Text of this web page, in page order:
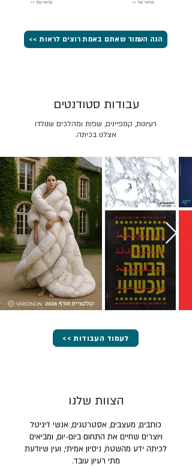
הנה העמוד שאתם באמת רוצים לראות >>
רעיונות, קמפיינים, שפות ומהלכים שנולדו
אצלנו בכיתה.
עבודות סטודנטים
<< לעמוד העבודות
הצוות שלנו
כותבים, מעצבים, אסטרטגים, אנשי דיגיטל
ויוצרים שחיים את התחום ביום-יום, ומביאים
לכיתה ידע מהשטח, ניסיון אמיתי, ועין שיודעת
מתי רעיון עובד.